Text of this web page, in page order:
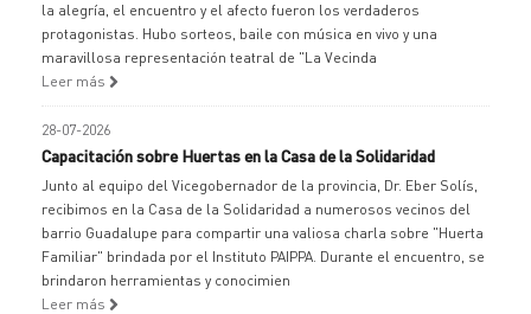
la alegría, el encuentro y el afecto fueron los verdaderos
protagonistas. Hubo sorteos, baile con música en vivo y una
maravillosa representación teatral de "La Vecinda
Leer más
28-07-2026
Capacitación sobre Huertas en la Casa de la Solidaridad
Junto al equipo del Vicegobernador de la provincia, Dr. Eber Solís,
recibimos en la Casa de la Solidaridad a numerosos vecinos del
barrio Guadalupe para compartir una valiosa charla sobre "Huerta
Familiar" brindada por el Instituto PAIPPA. Durante el encuentro, se
brindaron herramientas y conocimien
Leer más